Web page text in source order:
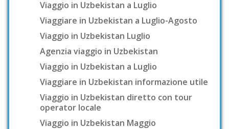
Viaggio in Uzbekistan a Luglio
Viaggiare in Uzbekistan a Luglio-Agosto
Viaggio in Uzbekistan Luglio
Agenzia viaggio in Uzbekistan
Viaggio in Uzbekistan a Luglio
Viaggiare in Uzbekistan informazione utile
Viaggio in Uzbekistan diretto con tour
operator locale
Viaggio in Uzbekistan Maggio